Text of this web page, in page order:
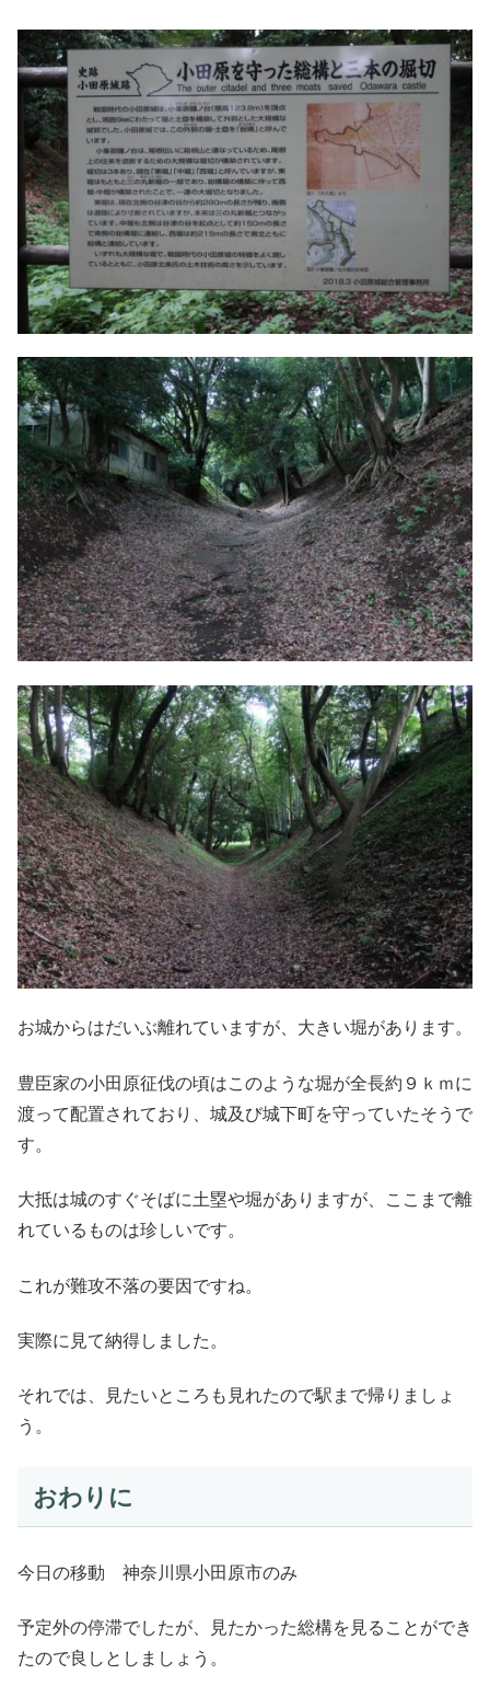
お城からはだいぶ離れていますが、大きい堀があります。
豊臣家の小田原征伐の頃はこのような堀が全長約９ｋｍに
渡って配置されており、城及び城下町を守っていたそうで
す。
大抵は城のすぐそばに土塁や堀がありますが、ここまで離
れているものは珍しいです。
これが難攻不落の要因ですね。
実際に見て納得しました。
それでは、見たいところも見れたので駅まで帰りましょ
う。
おわりに
今日の移動 神奈川県小田原市のみ
予定外の停滞でしたが、見たかった総構を見ることができ
たので良しとしましょう。